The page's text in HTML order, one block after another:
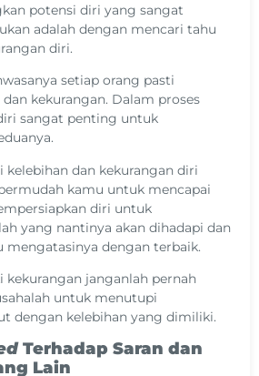
potensi diri yang sangat
adalah dengan mencari tahu
diri.
setiap orang pasti
kekurangan. Dalam proses
sangat penting untuk
kelebihan dan kekurangan diri
kamu untuk mencapai
diri untuk
yang nantinya akan dihadapi dan
mengatasinya dengan terbaik.
janganlah pernah
untuk menutupi
dengan kelebihan yang dimiliki.
Terhadap Saran dan
Lain